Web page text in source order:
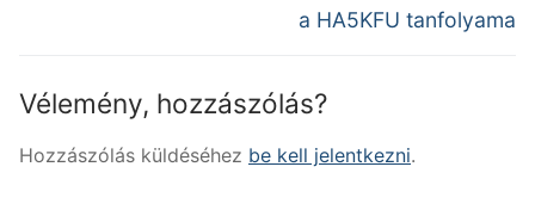
a HA5KFU tanfolyama
Vélemény, hozzászólás?
Hozzászólás küldéséhez be kell jelentkezni.